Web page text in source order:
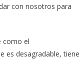
con nosotros para
como el
es desagradable, tiene